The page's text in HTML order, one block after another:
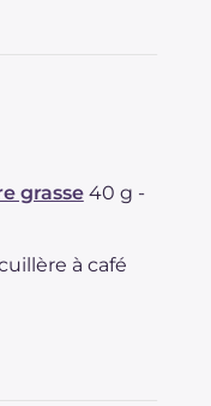
grasse 40 g -
à café